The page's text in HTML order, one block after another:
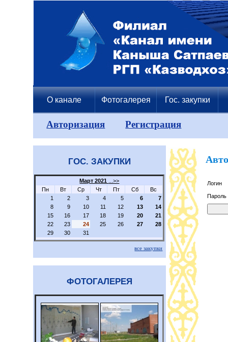
О канале Фотогалерея Гос. закупки
Авторизация Регистрация
ГОС. ЗАКУПКИ
Март 2021
...>>
Пн
Вт Ср Чт Пт Сб
Вс
1
2 3 4 5 6
7
8
9 10 11 12 13
14
15
16 17 18 19 20
21
22
23 24 25 26 27
28
29
30 31
все закупки
ФОТОГАЛЕРЕЯ
Логин
Пароль